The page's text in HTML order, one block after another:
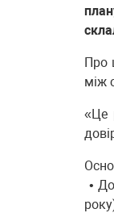
Про
між
«Це
•